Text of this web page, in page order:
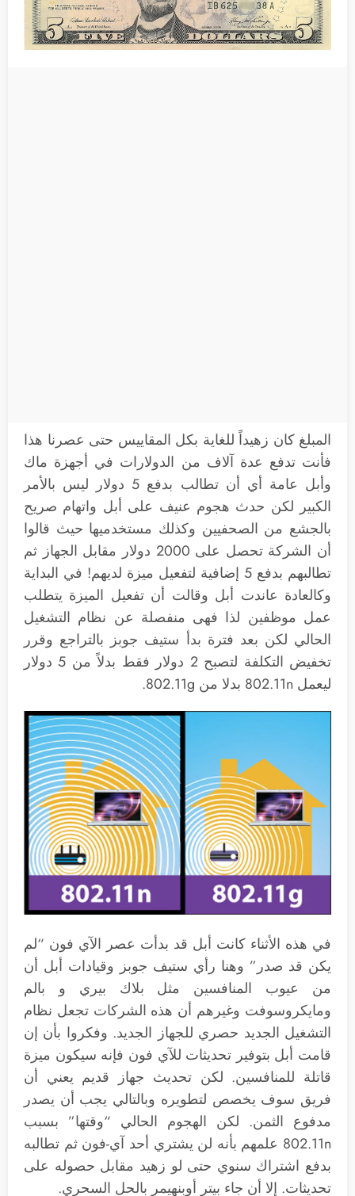
المبلغ كان زهيداً للغاية بكل المقاييس حتى عصرنا هذا
فأنت تدفع عدة آلاف من الدولارات في أجهزة ماك
وأبل عامة أي أن تطالب بدفع 5 دولار ليس بالأمر
الكبير لكن حدث هجوم عنيف على أبل واتهام صريح
بالجشع من الصحفيين وكذلك مستخدميها حيث قالوا
أن الشركة تحصل على 2000 دولار مقابل الجهاز ثم
تطالبهم بدفع 5 إضافية لتفعيل ميزة لديهم! في البداية
وكالعادة عاندت أبل وقالت أن تفعيل الميزة يتطلب
عمل موظفين لذا فهى منفصلة عن نظام التشغيل
الحالي لكن بعد فترة بدأ ستيف جوبز بالتراجع وقرر
تخفيض التكلفة لتصبح 2 دولار فقط بدلاً من 5 دولار
ليعمل 802.11n بدلا من 802.11g.
في هذه الأثناء كانت أبل قد بدأت عصر الآي فون “لم
يكن قد صدر” وهنا رأي ستيف جوبز وقيادات أبل أن
من عيوب المنافسين مثل بلاك بيري و بالم
ومايكروسوفت وغيرهم أن هذه الشركات تجعل نظام
التشغيل الجديد حصري للجهاز الجديد. وفكروا بأن إن
قامت أبل بتوفير تحديثات للآي فون فإنه سيكون ميزة
قاتلة للمنافسين. لكن تحديث جهاز قديم يعني أن
فريق سوف يخصص لتطويره وبالتالي يجب أن يصدر
مدفوع الثمن. لكن الهجوم الحالي “وقتها” بسبب
802.11n علمهم بأنه لن يشتري أحد آي-فون ثم تطالبه
بدفع اشتراك سنوي حتى لو زهيد مقابل حصوله على
تحديثات. إلا أن جاء بيتر أوبنهيمر بالحل السحري.